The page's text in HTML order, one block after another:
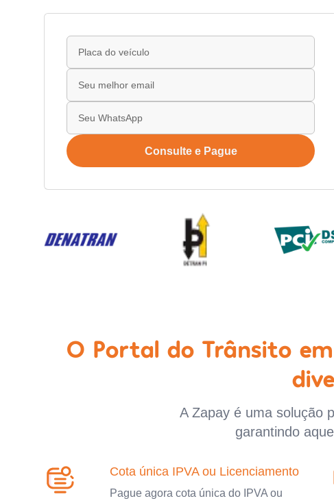
Consulte e Pague
O Portal do Trânsito
A Zapay é uma solução
garantindo
Cota única IPVA ou Licenciamento
Pague agora cota única do IPVA ou